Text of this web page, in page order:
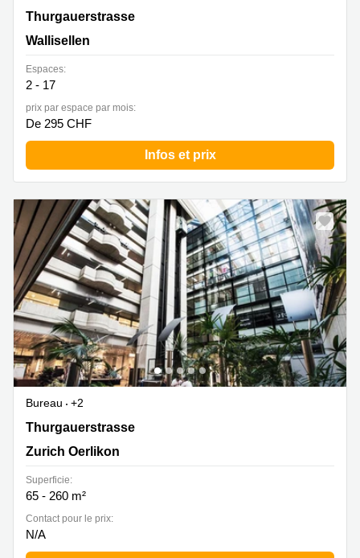
Thurgauerstrasse 132,Glattpark, Wallisellen
Thurgauerstrasse
Wallisellen
Espaces:
2 - 17
prix par espace par mois:
De 295 CHF
Infos et prix
Bureau
+2
Thurgauerstrasse 117, Zurich Oerlikon
Thurgauerstrasse
Zurich Oerlikon
Superficie:
65 - 260 m²
Contact pour le prix:
N/A